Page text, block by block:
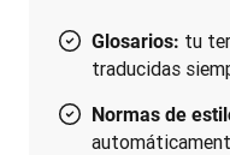
Glosarios: tu
traducidas
Normas de